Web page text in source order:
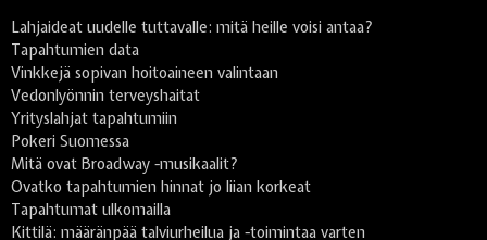
Lahjaideat uudelle tuttavalle: mitä heille voisi antaa?
Tapahtumien data
Vinkkejä sopivan hoitoaineen valintaan
Vedonlyönnin terveyshaitat
Yrityslahjat tapahtumiin
Pokeri Suomessa
Mitä ovat Broadway -musikaalit?
Ovatko tapahtumien hinnat jo liian korkeat
Tapahtumat ulkomailla
Kittilä: määränpää talviurheilua ja -toimintaa varten